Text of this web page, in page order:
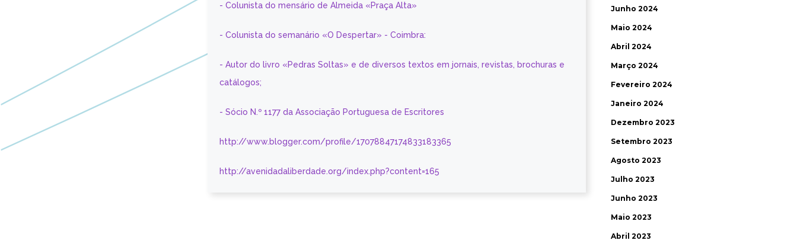
- Colunista do mensário de Almeida «Praça Alta»
- Colunista do semanário «O Despertar» - Coimbra:
- Autor do livro «Pedras Soltas» e de diversos textos em jornais, revistas, brochuras e
catálogos;
- Sócio N.º 1177 da Associação Portuguesa de Escritores
http://www.blogger.com/profile/17078847174833183365
http://avenidadaliberdade.org/index.php?content=165
Junho 2024
Maio 2024
Abril 2024
Março 2024
Fevereiro 2024
Janeiro 2024
Dezembro 2023
Setembro 2023
Agosto 2023
Julho 2023
Junho 2023
Maio 2023
Abril 2023